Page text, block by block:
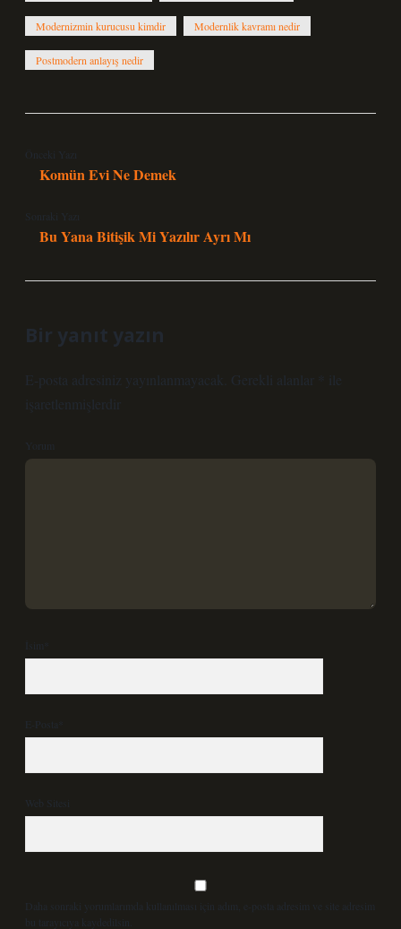
Modernizmin kurucusu kimdir Modernlik kavramı nedir
Postmodern anlayış nedir
Önceki Yazı
Komün Evi Ne Demek
Sonraki Yazı
Bu Yana Bitişik Mi Yazılır Ayrı Mı
Bir yanıt yazın
E-posta adresiniz yayınlanmayacak. Gerekli alanlar
ile
işaretlenmişlerdir
Yorum
İsim*
E-Posta*
Web Sitesi
Daha sonraki yorumlarımda kullanılması için adım, e-posta adresim ve site adresim
bu tarayıcıya kaydedilsin.